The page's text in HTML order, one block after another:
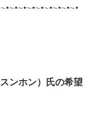
ンホン）氏の希望